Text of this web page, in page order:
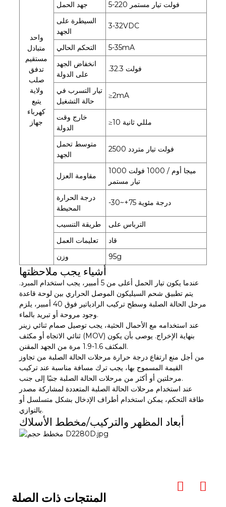
واحد
متبادل
مستقيم
تدفق
صلب
ولاية
يتبع
كهرباء
جهاز
جهد الحمل
5-220 فولت تيار مستمر
السيطرة على
الجهد
3-32VDC
التحكم الحالي
5-35mA
انخفاض الجهد
على الدولة
.32.3 فولت
تيار التسرب في
حالة التشغيل
≥2mA
خارج وقت
الدولة
≥10 مللي ثانية
متوسط ​​تحمل
الجهد
2500 فولت تيار متردد
مقاومة العزل
1000 ميجا أوم / 1000 فولت
تيار مستمر
درجة الحرارة
المحيطة
-30~+75 درجة مئوية
طريقة التنسيب
الترباس على
تعليمات العمل
قاد
وزن
95g
أشياء يجب ملاحظتها
عندما يكون تيار الحمل أعلى من 5 أمبير، يجب استخدام المبرد.
يتم تطبيق شحم السيليكون الموصل الحراري بين لوحة قاعدة
مرحل الحالة الصلبة وسطح تركيب الرادياتير فوق 40 أمبير، يلزم
وجود مروحة أو تبريد بالماء.
عند استخدامه مع الأحمال الحثية، يجب توصيل صمام ثنائي زينر
ثنائي الاتجاه أو مكثف (MOV) بنهاية الإخراج. يوصى بأن يكون
المكثف 1.6-1.9 مرة من الجهد المقنن.
من أجل منع ارتفاع درجة حرارة مرحلات الحالة الصلبة من تجاوز
القيمة المسموح بها، يجب ترك مسافة مناسبة عند تركيب
مرحلتين أو أكثر من مرحلات الحالة الصلبة جنبًا إلى جنب.
عند استخدام مرحلات الحالة الصلبة المتعددة لمشاركة مصدر
طاقة التحكم، يمكن استخدام أطراف الإدخال بشكل متسلسل أو
بالتوازي.
أبعاد المظهر والتركيب/مخطط الأسلاك
المنتجات ذات الصلة